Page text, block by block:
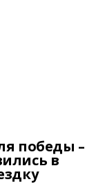
победы –
в